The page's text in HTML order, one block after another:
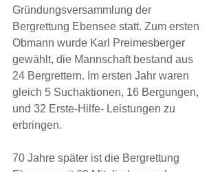
Gründungsversammlung der
Bergrettung Ebensee statt. Zum ersten
Obmann wurde Karl Preimesberger
gewählt, die Mannschaft bestand aus
24 Bergrettern. Im ersten Jahr waren
gleich 5 Suchaktionen, 16 Bergungen,
und 32 Erste-Hilfe- Leistungen zu
erbringen.
70 Jahre später ist die Bergrettung